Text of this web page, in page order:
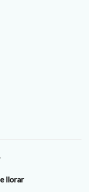
llorar